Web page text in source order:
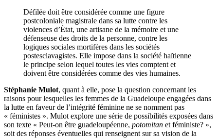
Défilée doit être considérée comme une figure
postcoloniale magistrale dans sa lutte contre les
violences d’État, une artisane de la mémoire et une
défenseuse des droits de la personne, contre les
logiques sociales mortifères dans les sociétés
postesclavagistes. Elle impose dans la société haïtienne
le principe selon lequel toutes les vies comptent et
doivent être considérées comme des vies humaines.
Stéphanie Mulot, quant à elle, pose la question concernant les
raisons pour lesquelles les femmes de la Guadeloupe engagées dans
la lutte en faveur de l’intégrité féminine ne se nomment pas
« féministes ». Mulot explore une série de possibilités exposées dans
son texte « Peut-on être guadeloupéenne, potomitan et féministe? »,
soit des réponses éventuelles qui renseignent sur sa vision de la